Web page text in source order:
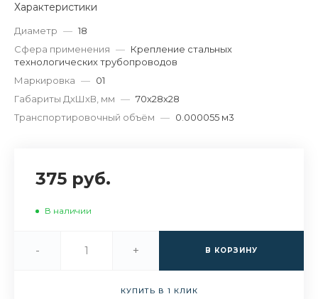
Характеристики
Диаметр — 18
Сфера применения — Крепление стальных
технологических трубопроводов
Маркировка — 01
Габариты ДхШхВ, мм — 70х28х28
Транспортировочный объём — 0.000055 м3
375 руб.
В наличии
- + В КОРЗИНУ
КУПИТЬ В 1 КЛИК